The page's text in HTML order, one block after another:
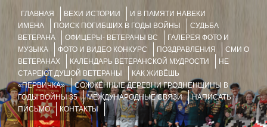
ГЛАВНАЯ ВЕХИ ИСТОРИИ
И В ПАМЯТИ НАВЕКИ
ИМЕНА
ПОИСК ПОГИБШИХ В ГОДЫ ВОЙНЫ
СУДЬБА
ВЕТЕРАНА
ОФИЦЕРЫ- ВЕТЕРАНЫ ВС
ГАЛЕРЕЯ ФОТО И
МУЗЫКА
ФОТО И ВИДЕО КОНКУРС ПОЗДРАВЛЕНИЯ
СМИ О
ВЕТЕРАНАХ
КАЛЕНДАРЬ ВЕТЕРАНСКОЙ МУДРОСТИ
НЕ
СТАРЕЮТ ДУШОЙ ВЕТЕРАНЫ
КАК ЖИВЁШЬ
«ПЕРВИЧКА»
СОЖЖЁННЫЕ ДЕРЕВНИ ГРОДНЕНЩИНЫ В
ГОДЫ ВОЙНЫ 35
МЕЖДУНАРОДНЫЕ СВЯЗИ
НАПИСАТЬ
ПИСЬМО
КОНТАКТЫ